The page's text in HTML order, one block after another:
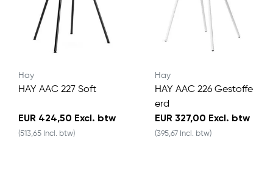
Hay
HAY AAC 227 Soft
EUR 424,50 Excl. btw
(513,65 Incl. btw)
Hay
HAY AAC 226 Gestoffe
erd
EUR 327,00 Excl. btw
(395,67 Incl. btw)